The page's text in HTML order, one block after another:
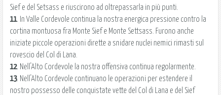
Sief e del Setsass e riuscirono ad oltrepassarla in più punti.
11. In Valle Cordevole continua la nostra energica pressione contro la
cortina montuosa fra Monte Sief e Monte Settsass. Furono anche
iniziate piccole operazioni dirette a snidare nuclei nemici rimasti sul
rovescio del Col di Lana.
12. Nell'Alto Cordevole la nostra offensiva continua regolarmente.
13. Nell'Alto Cordevole continuano le operazioni per estendere il
nostro possesso delle conquistate vette del Col di Lana e del Sief